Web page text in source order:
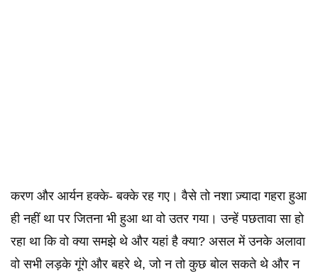
करण और आर्यन हक्के- बक्के रह गए। वैसे तो नशा ज़्यादा गहरा हुआ
ही नहीं था पर जितना भी हुआ था वो उतर गया। उन्हें पछतावा सा हो
रहा था कि वो क्या समझे थे और यहां है क्या? असल में उनके अलावा
वो सभी लड़के गूंगे और बहरे थे, जो न तो कुछ बोल सकते थे और न